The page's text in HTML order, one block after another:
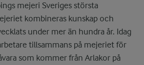
mejeri Sveriges största
kombineras kunskap och
under mer än hundra år. Idag
tillsammans på mejeriet för
som kommer från Arlakor på